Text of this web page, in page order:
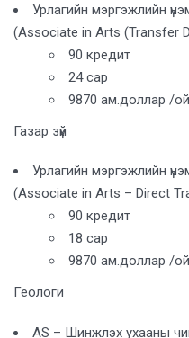
Урлагийн мэргэжлийн
(Associate in Arts (Transfer
90 кредит
24 сар
9870 ам.доллар /
Газар зүй
Урлагийн мэргэжлийн
(Associate in Arts – Direct
90 кредит
18 сар
9870 ам.доллар /
Геологи
AS – Шинжлэх ухааны